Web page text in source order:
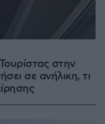
στην
σε ανήλικη, τι